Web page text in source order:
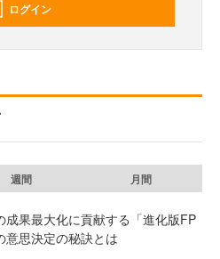
ログイン
週間 月間
成果最大化に貢献する「進化版FP
思決定の秘訣とは